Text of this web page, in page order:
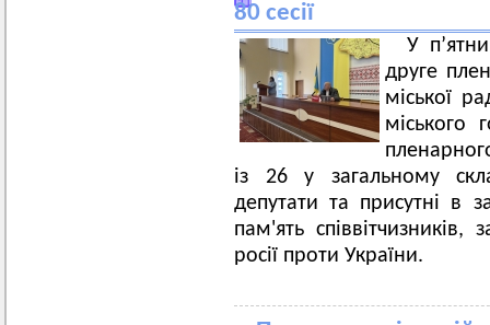
80 сесії
У
друге
міської
міського
із 26 у загальному
депутати та присутні в
пам'ять співвітчизників,
росії проти України.